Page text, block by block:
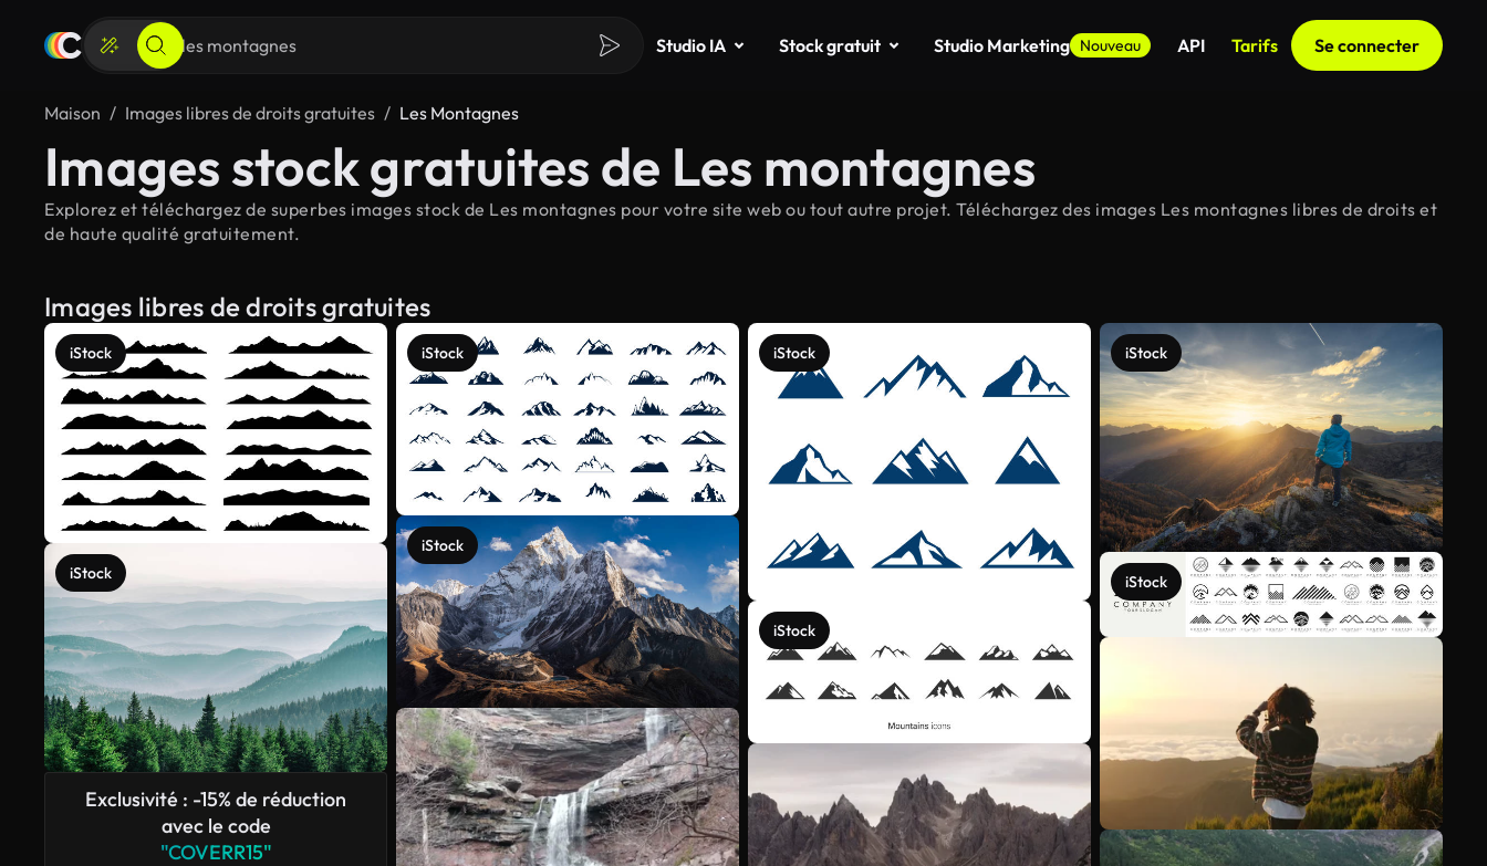
Studio IA Stock gratuit Studio Marketing Nouveau API Tarifs Se connecter
Maison Images libres de droits gratuites Les Montagnes
Images stock gratuites de Les montagnes
Explorez et téléchargez de superbes images stock de Les montagnes pour votre site web ou tout autre projet. Téléchargez des images Les montagnes libres de droits et
de haute qualité gratuitement.
Images libres de droits gratuites
iStock
iStock
Exclusivité : -15% de réduction
avec le code
"COVERR15"
iStock
iStock
iStock
iStock
iStock
iStock
Voir plus